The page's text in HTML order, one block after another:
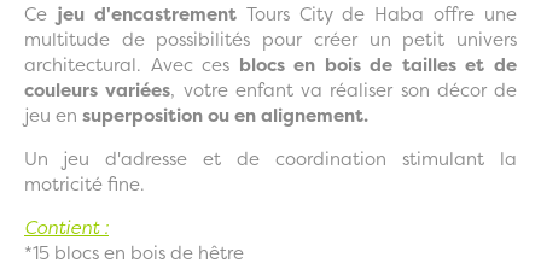
Ce jeu d'encastrementTours City de Haba offre une
multitude de possibilités pour créer un petit univers
architectural. Avec ces blocs en bois de tailles et de
couleurs variées, votre enfant va réaliser son décor de
jeu en superposition ou en alignement.
Un jeu d'adresse et de coordination stimulant la
motricité fine.
Contient :
*15 blocs en bois de hêtre